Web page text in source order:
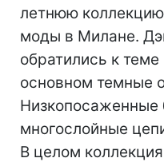
летнюю
моды в Милане.
обратились к
основном темные
многослойные
В целом